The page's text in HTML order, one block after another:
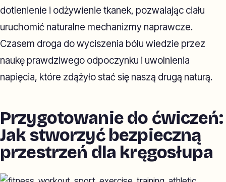
dotlenienie i odżywienie tkanek, pozwalając ciału
uruchomić naturalne mechanizmy naprawcze.
Czasem droga do wyciszenia bólu wiedzie przez
naukę prawdziwego odpoczynku i uwolnienia
napięcia, które zdążyło stać się naszą drugą naturą.
Przygotowanie do ćwiczeń:
Jak stworzyć bezpieczną
przestrzeń dla kręgosłupa